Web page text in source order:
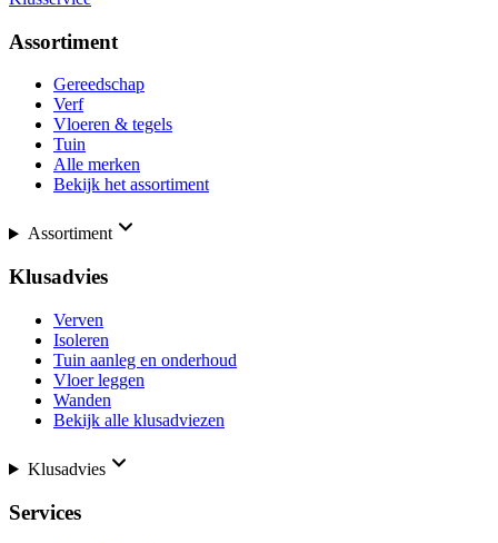
Assortiment
Gereedschap
Verf
Vloeren & tegels
Tuin
Alle merken
Bekijk het assortiment
Assortiment
Klusadvies
Verven
Isoleren
Tuin aanleg en onderhoud
Vloer leggen
Wanden
Bekijk alle klusadviezen
Klusadvies
Services